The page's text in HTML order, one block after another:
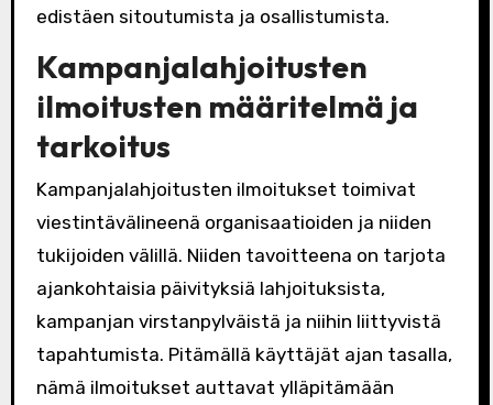
edistäen sitoutumista ja osallistumista.
Kampanjalahjoitusten
ilmoitusten määritelmä ja
tarkoitus
Kampanjalahjoitusten ilmoitukset toimivat
viestintävälineenä organisaatioiden ja niiden
tukijoiden välillä. Niiden tavoitteena on tarjota
ajankohtaisia päivityksiä lahjoituksista,
kampanjan virstanpylväistä ja niihin liittyvistä
tapahtumista. Pitämällä käyttäjät ajan tasalla,
nämä ilmoitukset auttavat ylläpitämään